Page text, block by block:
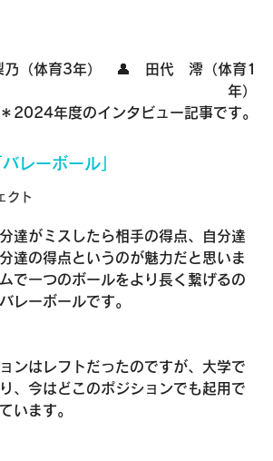
クト
乃（体育3年）　👤　田代　澪（体育1
年）
＊2024年度のインタビュー記事です。
レーボール」
達がミスしたら相手の得点、自分達
達の得点というのが魅力だと思いま
で一つのボールをより長く繋げるの
レーボールです。
ンはレフトだったのですが、大学で
、今はどこのポジションでも起用で
います。